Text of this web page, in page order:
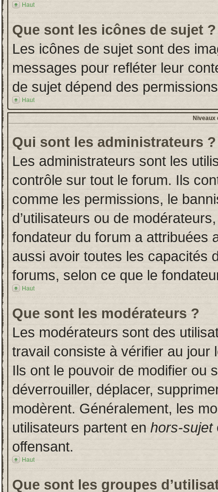
Haut
Que sont les icônes de sujet ?
Les icônes de sujet sont des
messages pour refléter leur
de sujet dépend des
Haut
Niveaux
Qui sont les administrateurs ?
Les administrateurs sont les
contrôle sur tout le forum. Ils
comme les permissions, le
d’utilisateurs ou de
fondateur du forum a attribuées
aussi avoir toutes les capacités
forums, selon ce que le
Haut
Que sont les modérateurs ?
Les modérateurs sont des
travail consiste à vérifier au jour
Ils ont le pouvoir de modifier ou
déverrouiller, déplacer,
modèrent. Généralement, les
utilisateurs partent en hors-sujet
offensant.
Haut
Que sont les groupes